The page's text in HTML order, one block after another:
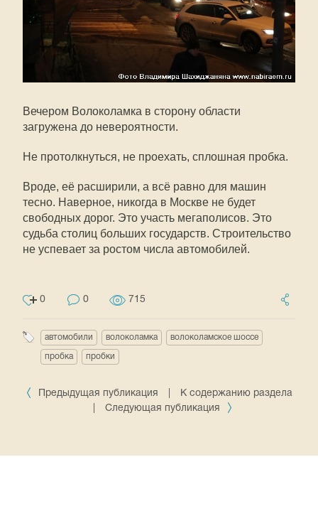
Вечером Волоколамка в сторону области
загружена до невероятности.
Не протолкнуться, не проехать, сплошная пробка.
Вроде, её расширили, а всё равно для машин
тесно. Наверное, никогда в Москве не будет
свободных дорог. Это участь мегаполисов. Это
судьба столиц больших государств. Строительство
не успевает за ростом числа автомобилей.
0 0 715
автомобили волоколамка волоколамское шоссе
пробка пробки
Предыдущая публикация
К содержанию раздела
Следующая публикация